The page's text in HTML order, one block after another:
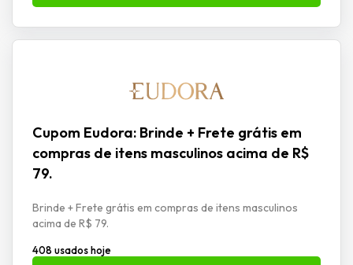
Cupom Eudora: Brinde + Frete grátis em
compras de itens masculinos acima de R$
79.
Brinde + Frete grátis em compras de itens masculinos
acima de R$ 79.
408 usados hoje